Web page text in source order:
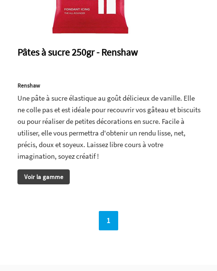
Pâtes à sucre 250gr - Renshaw
Renshaw
Une pâte à sucre élastique au goût délicieux de vanille. Elle
ne colle pas et est idéale pour recouvrir vos gâteau et biscuits
ou pour réaliser de petites décorations en sucre. Facile à
utiliser, elle vous permettra d'obtenir un rendu lisse, net,
précis, doux et soyeux. Laissez libre cours à votre
imagination, soyez créatif !
Voir la gamme
1